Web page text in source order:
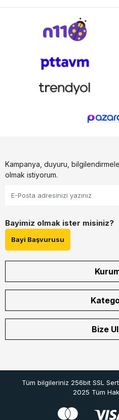
Kampanya, duyuru,
olmak istiyorum.
Bayimiz olmak ister misiniz?
Bayi Başvurusu
Bize
Tüm bilgileriniz 256bit SSL
2025 Tüm